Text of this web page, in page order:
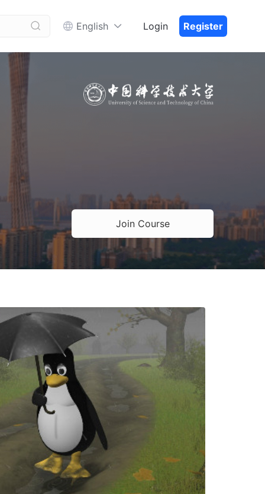
  English Login Register
Join Course